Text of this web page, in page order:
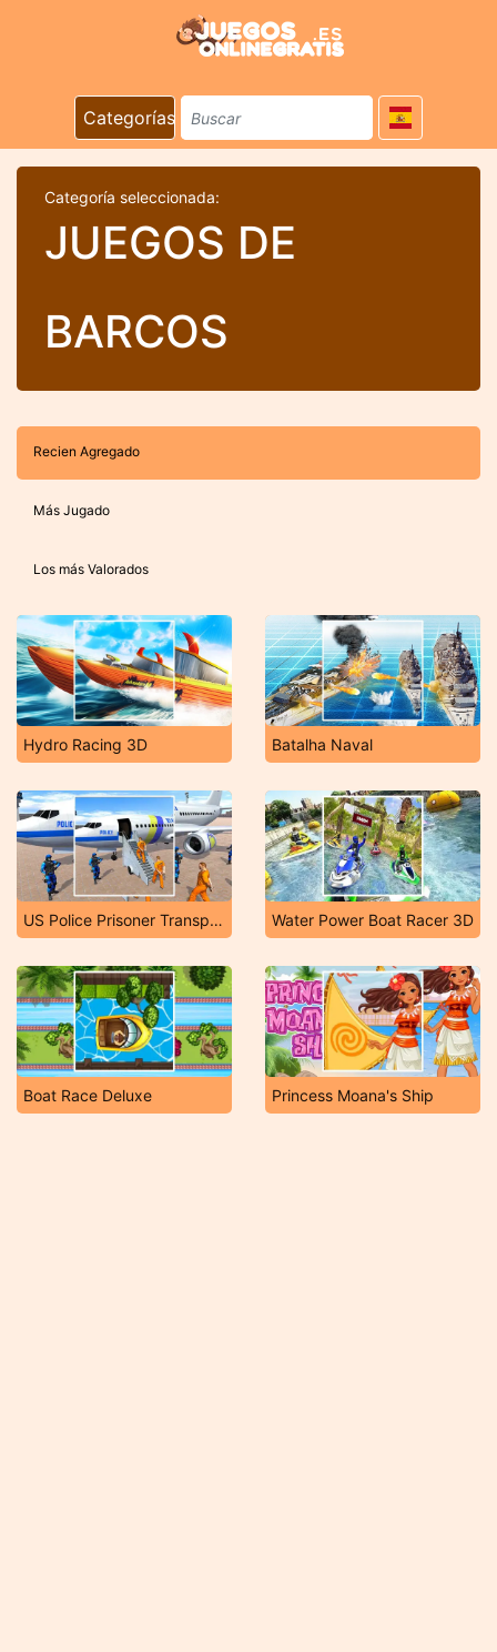
Categorías
Categoría seleccionada:
JUEGOS DE
BARCOS
Recien Agregado
Más Jugado
Los más Valorados
Hydro Racing 3D Batalha Naval
US Police Prisoner Transport Water Power Boat Racer 3D
Boat Race Deluxe Princess Moana's Ship